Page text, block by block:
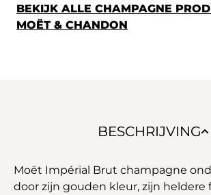
BEKIJK ALLE CHAMPAGNE
MOËT & CHANDON
BESCHRIJVING
Moët Impérial Brut champagne
door zijn gouden kleur, zijn heldere